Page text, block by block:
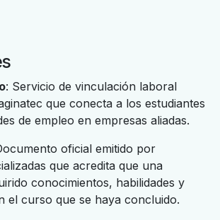
: Servicio de vinculación laboral
que conecta a los estudiantes
de empleo en empresas aliadas.
oficial emitido por
que acredita que una
conocimientos, habilidades y
el curso que se haya concluido.